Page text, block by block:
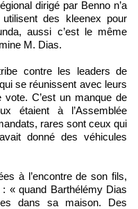
dirigé par Benno n’a
des kleenex pour
aussi c’est le même
M. Dias.
contre les leaders de
se réunissent avec leurs
C’est un manque de
étaient à l’Assemblée
rares sont ceux qui
donné des véhicules
à l’encontre de son fils,
« quand Barthélémy Dias
dans sa maison. Des